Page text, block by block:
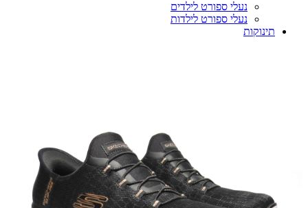
נעלי ספורט לילדים
נעלי ספורט לילדות
תינוקות